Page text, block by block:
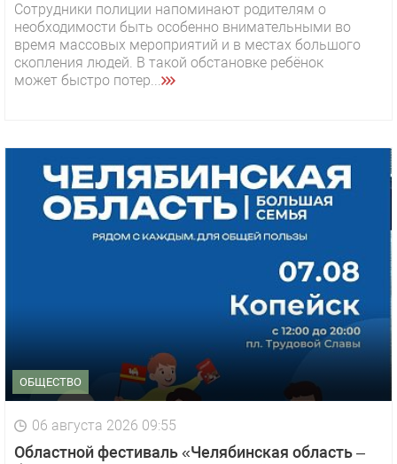
Сотрудники полиции напоминают родителям о
необходимости быть особенно внимательными во
время массовых мероприятий и в местах большого
скопления людей. В такой обстановке ребёнок
может быстро потер...
ОБЩЕСТВО
06 августа 2026 09:55
Областной фестиваль «Челябинская область –